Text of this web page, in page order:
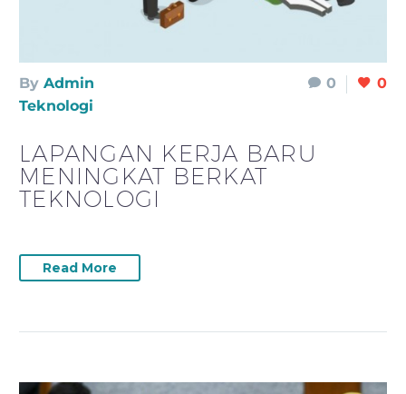
0 0
By Admin
Teknologi
LAPANGAN KERJA BARU
MENINGKAT BERKAT
TEKNOLOGI
Read More